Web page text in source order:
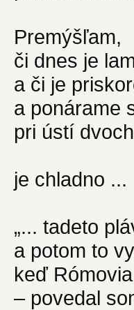
Premýšľam,
či dnes je
a či je
a ponárame
pri ústí
je chladno ...
„... tadeto
a potom to
keď
– povedal